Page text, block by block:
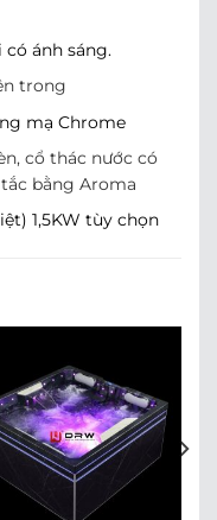
có ánh sáng.
trong
mạ Chrome
cổ thác nước có
bằng Aroma
1,5KW tùy chọn